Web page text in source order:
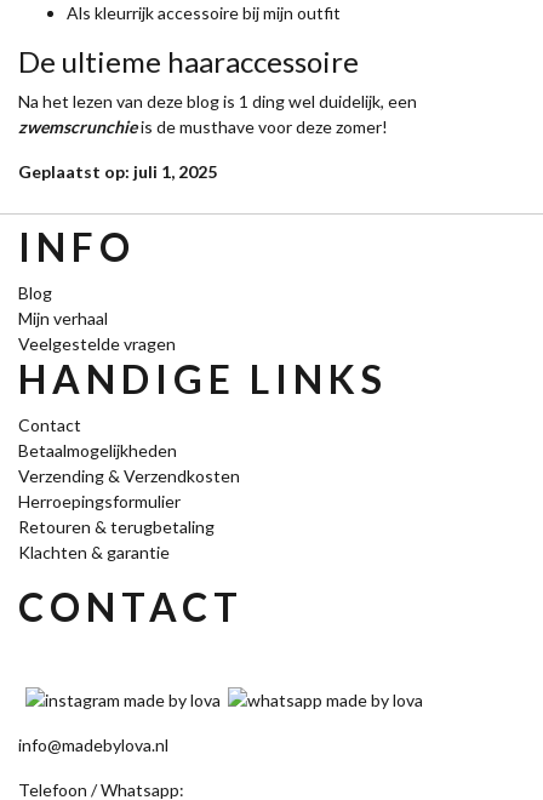
Als kleurrijk accessoire bij mijn outfit
De ultieme haaraccessoire
Na het lezen van deze blog is 1 ding wel duidelijk, een
zwemscrunchieis de musthave voor deze zomer!
Geplaatst op: juli 1, 2025
INFO
Blog
Mijn verhaal
Veelgestelde vragen
HANDIGE LINKS
Contact
Betaalmogelijkheden
Verzending & Verzendkosten
Herroepingsformulier
Retouren & terugbetaling
Klachten & garantie
CONTACT
info@madebylova.nl
Telefoon / Whatsapp: